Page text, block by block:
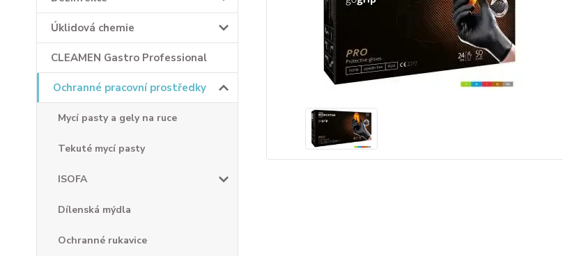
Úklidová chemie
CLEAMEN Gastro Professional
Ochranné pracovní prostředky
Mycí pasty a gely na ruce
Tekuté mycí pasty
ISOFA
Dílenská mýdla
Ochranné rukavice